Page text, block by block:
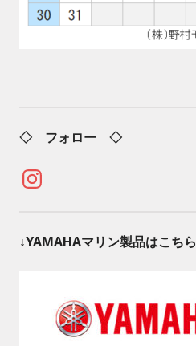
◇ フォロー ◇
Instagram
↓YAMAHAマリン製品はこちら